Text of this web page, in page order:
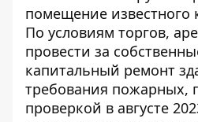
помещение известного
По условиям торгов,
провести за
капитальный ремонт
требования пожарных,
проверкой в ​​августе